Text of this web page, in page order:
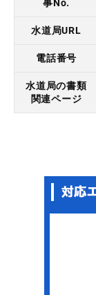
事No.
水道局URL
電話番号
水道局の書類
関連ページ